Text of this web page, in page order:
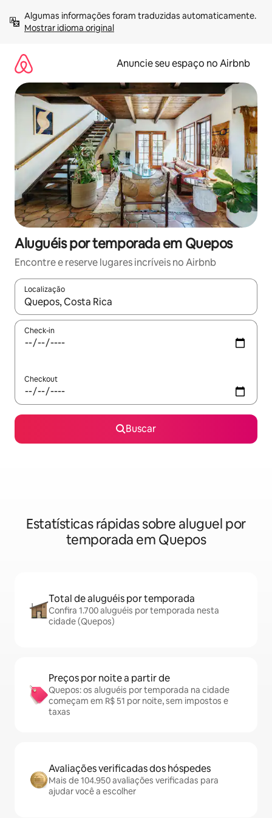
para
Mostrar idioma original
Anuncie seu espaço no Airbnb
Aluguéis por temporada em Quepos
Encontre e reserve lugares incríveis no Airbnb
Localização
Quando os resultados estiverem disponíveis, explore-os
Check-in
Checkout
Buscar
Estatísticas rápidas sobre aluguel por
temporada em Quepos
Total de aluguéis por temporada
Confira 1.700 aluguéis por temporada nesta
cidade (Quepos)
Preços por noite a partir de
Quepos: os aluguéis por temporada na cidade
começam em R$ 51 por noite, sem impostos e
taxas
Avaliações verificadas dos hóspedes
Mais de 104.950 avaliações verificadas para
ajudar você a escolher